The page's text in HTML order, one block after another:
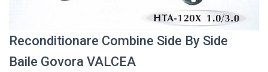
Reconditionare Combine Side By Side
Baile Govora VALCEA